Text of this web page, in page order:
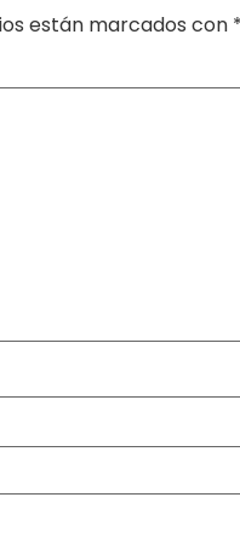
están marcados con